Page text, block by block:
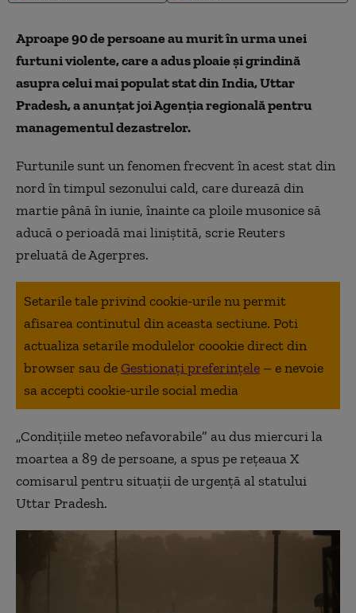
Aproape 90 de persoane au murit în urma unei
furtuni violente, care a adus ploaie şi grindină
asupra celui mai populat stat din India, Uttar
Pradesh, a anunţat joi Agenţia regională pentru
managementul dezastrelor.
Furtunile sunt un fenomen frecvent în acest stat din
nord în timpul sezonului cald, care durează din
martie până în iunie, înainte ca ploile musonice să
aducă o perioadă mai liniştită, scrie Reuters
preluată de Agerpres.
Setarile tale privind cookie-urile nu permit
afisarea continutul din aceasta sectiune. Poti
actualiza setarile modulelor coookie direct din
browser sau deGestionați preferințele – e nevoie
sa accepti cookie-urile social media
„Condiţiile meteo nefavorabile” au dus miercuri la
moartea a 89 de persoane, a spus pe reţeaua X
comisarul pentru situaţii de urgenţă al statului
Uttar Pradesh.